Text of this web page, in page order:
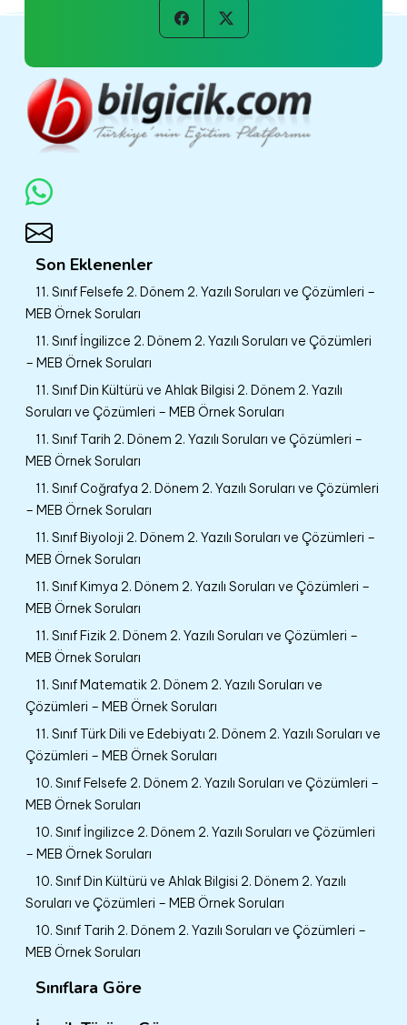
Son Eklenenler
11. Sınıf Felsefe 2. Dönem 2. Yazılı Soruları ve Çözümleri –
MEB Örnek Soruları
11. Sınıf İngilizce 2. Dönem 2. Yazılı Soruları ve Çözümleri
– MEB Örnek Soruları
11. Sınıf Din Kültürü ve Ahlak Bilgisi 2. Dönem 2. Yazılı
Soruları ve Çözümleri – MEB Örnek Soruları
11. Sınıf Tarih 2. Dönem 2. Yazılı Soruları ve Çözümleri –
MEB Örnek Soruları
11. Sınıf Coğrafya 2. Dönem 2. Yazılı Soruları ve Çözümleri
– MEB Örnek Soruları
11. Sınıf Biyoloji 2. Dönem 2. Yazılı Soruları ve Çözümleri –
MEB Örnek Soruları
11. Sınıf Kimya 2. Dönem 2. Yazılı Soruları ve Çözümleri –
MEB Örnek Soruları
11. Sınıf Fizik 2. Dönem 2. Yazılı Soruları ve Çözümleri –
MEB Örnek Soruları
11. Sınıf Matematik 2. Dönem 2. Yazılı Soruları ve
Çözümleri – MEB Örnek Soruları
11. Sınıf Türk Dili ve Edebiyatı 2. Dönem 2. Yazılı Soruları ve
Çözümleri – MEB Örnek Soruları
10. Sınıf Felsefe 2. Dönem 2. Yazılı Soruları ve Çözümleri –
MEB Örnek Soruları
10. Sınıf İngilizce 2. Dönem 2. Yazılı Soruları ve Çözümleri
– MEB Örnek Soruları
10. Sınıf Din Kültürü ve Ahlak Bilgisi 2. Dönem 2. Yazılı
Soruları ve Çözümleri – MEB Örnek Soruları
10. Sınıf Tarih 2. Dönem 2. Yazılı Soruları ve Çözümleri –
MEB Örnek Soruları
Sınıflara Göre